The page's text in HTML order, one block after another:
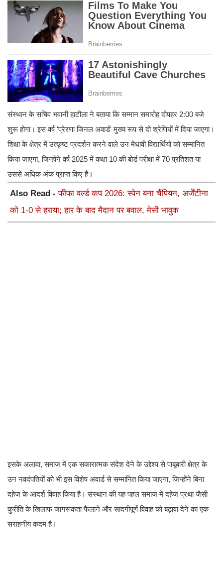
​संस्थान के सचिव भवानी हाटीला ने बताया कि सम्मान समारोह दोपहर 2:00 बजे
शुरू होगा। इस वर्ष 'प्रेरणा जिनल अवार्ड' मुख्य रूप से दो श्रेणियों में दिया जाएगा।
शिक्षा के क्षेत्र में उत्कृष्ट प्रदर्शन करने वाले उन मेधावी विद्यार्थियों को सम्मानित
किया जाएगा, जिन्होंने वर्ष 2025 में कक्षा 10 की बोर्ड परीक्षा में 70 प्रतिशत या
उससे अधिक अंक प्राप्त किए हैं।
Also Read -फीफा वर्ल्ड कप 2026: स्पेन बना चैंपियन, अर्जेंटीना
को 1-0 से हराया; हार के बाद मैदान पर बवाल, मेसी भावुक
​इसके अलावा, समाज में एक सकारात्मक संदेश देने के उद्देश्य से पाबूबारी क्षेत्र के
उन नवदंपतियों को भी इस विशेष अवार्ड से सम्मानित किया जाएगा, जिन्होंने बिना
दहेज के आदर्श विवाह किया है। संस्थान की यह पहल समाज में दहेज प्रथा जैसी
कुरीति के खिलाफ जागरूकता फैलाने और सादगीपूर्ण विवाह को बढ़ावा देने का एक
सराहनीय कदम है।